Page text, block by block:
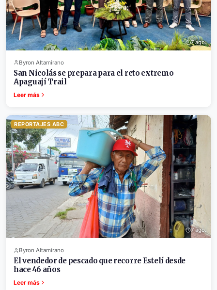
7 ago.
Byron Altamirano
San Nicolás se prepara para el reto extremo
Apaguají Trail
Leer más
REPORTAJES ABC
7 ago.
Byron Altamirano
El vendedor de pescado que recorre Estelí desde
hace 46 años
Leer más